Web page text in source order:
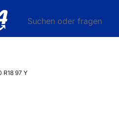
Suchen oder fragen
97 Y